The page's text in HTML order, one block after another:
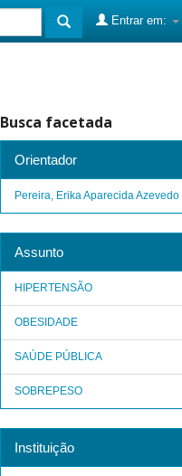
Entrar em:
Busca facetada
Orientador
Pereira, Erika Aparecida Azevedo
Assunto
HIPERTENSÃO
OBESIDADE
SAÚDE PÚBLICA
SOBREPESO
Instituição